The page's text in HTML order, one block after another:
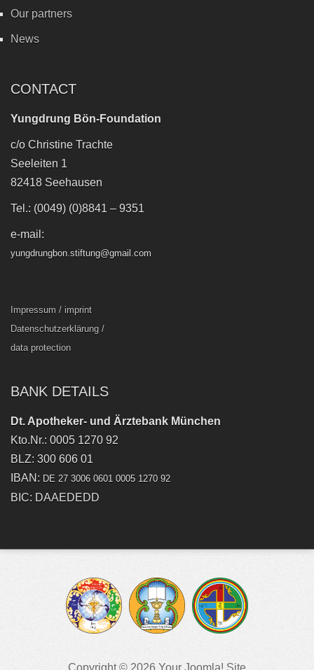
Our partners
News
CONTACT
Yungdrung Bön-Foundation
c/o Christine Trachte
Seeleiten 1
82418 Seehausen
Tel.: (0049) (0)8841 – 9351
e-mail:
yungdrungbon.stiftung@gmail.com
Impressum / imprint
Datenschutzerklärung /
data protection
BANK DETAILS
Dt. Apotheker- und Ärztebank München
Kto.Nr.: 0005 1270 92
BLZ: 300 606 01
IBAN: DE 27 3006 0601 0005 1270 92
BIC: DAAEDEDD
Copyright © 2026 Your Joomla! Site